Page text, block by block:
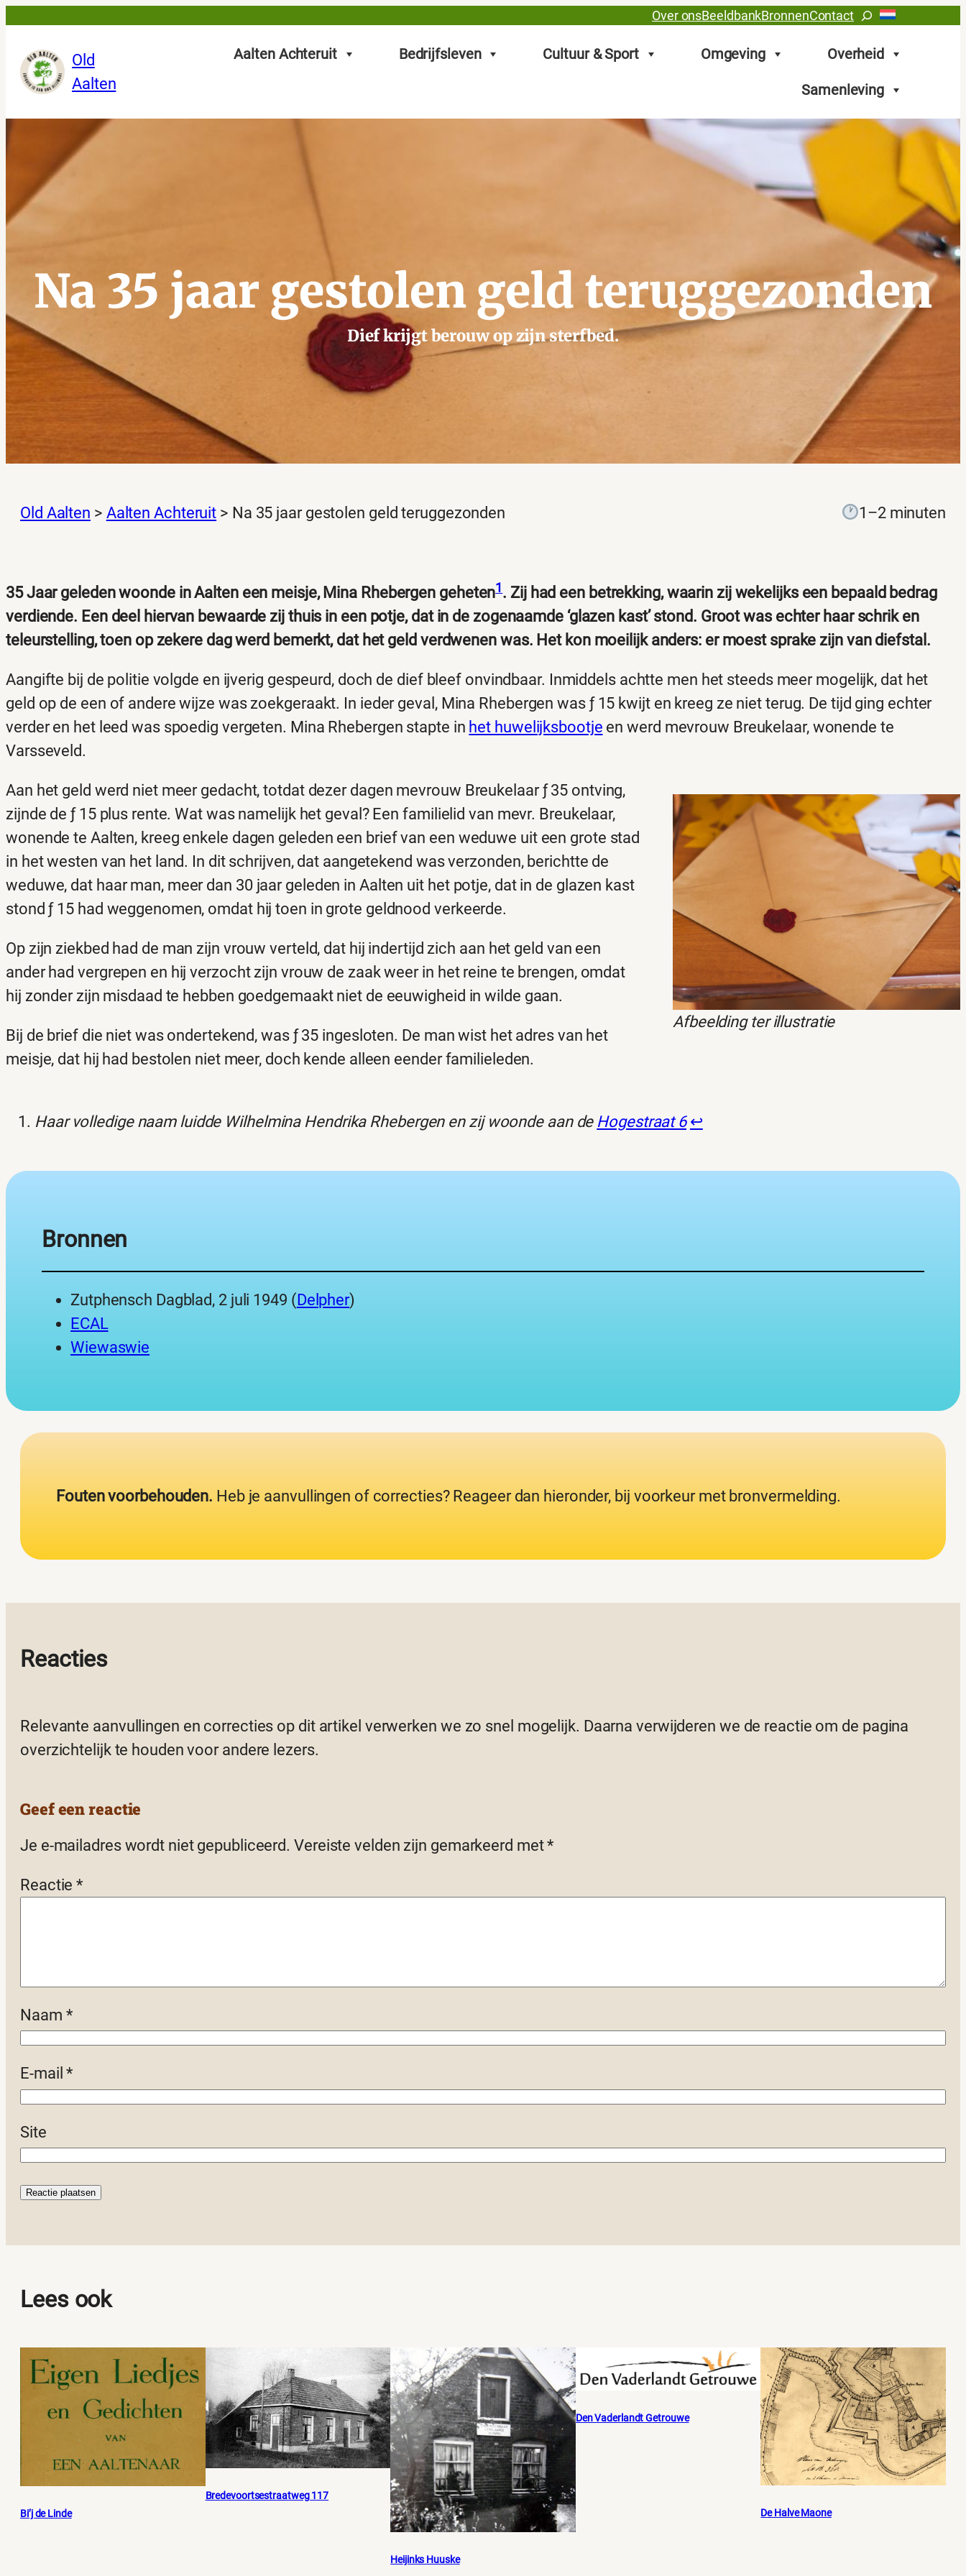
de
inhoud
Over onsBeeldbankBronnenContactZoeken
Old
Aalten
Aalten Achteruit Bedrijfsleven Cultuur & Sport Omgeving Overheid
Samenleving
Na 35 jaar gestolen geld teruggezonden
Dief krijgt berouw op zijn sterfbed.
Old Aalten > Aalten Achteruit > Na 35 jaar gestolen geld teruggezonden 1–2 minuten
35 Jaar geleden woonde in Aalten een meisje, Mina Rhebergen geheten1. Zij had een betrekking, waarin zij wekelijks een bepaald bedrag
verdiende. Een deel hiervan bewaarde zij thuis in een potje, dat in de zogenaamde ‘glazen kast’ stond. Groot was echter haar schrik en
teleurstelling, toen op zekere dag werd bemerkt, dat het geld verdwenen was. Het kon moeilijk anders: er moest sprake zijn van diefstal.
Aangifte bij de politie volgde en ijverig gespeurd, doch de dief bleef onvindbaar. Inmiddels achtte men het steeds meer mogelijk, dat het
geld op de een of andere wijze was zoekgeraakt. In ieder geval, Mina Rhebergen was ƒ 15 kwijt en kreeg ze niet terug. De tijd ging echter
verder en het leed was spoedig vergeten. Mina Rhebergen stapte in het huwelijksbootje en werd mevrouw Breukelaar, wonende te
Varsseveld.
Afbeelding ter illustratie
Aan het geld werd niet meer gedacht, totdat dezer dagen mevrouw Breukelaar ƒ 35 ontving,
zijnde de ƒ 15 plus rente. Wat was namelijk het geval? Een familielid van mevr. Breukelaar,
wonende te Aalten, kreeg enkele dagen geleden een brief van een weduwe uit een grote stad
in het westen van het land. In dit schrijven, dat aangetekend was verzonden, berichtte de
weduwe, dat haar man, meer dan 30 jaar geleden in Aalten uit het potje, dat in de glazen kast
stond ƒ 15 had weggenomen, omdat hij toen in grote geldnood verkeerde.
Op zijn ziekbed had de man zijn vrouw verteld, dat hij indertijd zich aan het geld van een
ander had vergrepen en hij verzocht zijn vrouw de zaak weer in het reine te brengen, omdat
hij zonder zijn misdaad te hebben goedgemaakt niet de eeuwigheid in wilde gaan.
Bij de brief die niet was ondertekend, was ƒ 35 ingesloten. De man wist het adres van het
meisje, dat hij had bestolen niet meer, doch kende alleen eender familieleden.
Haar volledige naam luidde Wilhelmina Hendrika Rhebergen en zij woonde aan de Hogestraat 6 ↩︎
Bronnen
Zutphensch Dagblad, 2 juli 1949 ( Delpher)
ECAL
Wiewaswie
Fouten voorbehouden. Heb je aanvullingen of correcties? Reageer dan hieronder, bij voorkeur met bronvermelding.
Reacties
Relevante aanvullingen en correcties op dit artikel verwerken we zo snel mogelijk. Daarna verwijderen we de reactie om de pagina
overzichtelijk te houden voor andere lezers.
Geef een reactie
Je e-mailadres wordt niet gepubliceerd. Vereiste velden zijn gemarkeerd met*
Reactie*
Naam *
E-mail*
Site
Lees ook
Bi’j de Linde
Bredevoortsestraatweg 117
Heijinks Huuske
Den Vaderlandt Getrouwe
De Halve Maone